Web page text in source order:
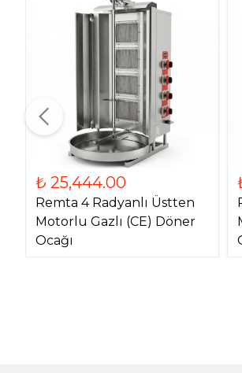
₺ 25,444.00
Remta 4 Radyanlı Üstten
Motorlu Gazlı (CE) Döner
Ocağı